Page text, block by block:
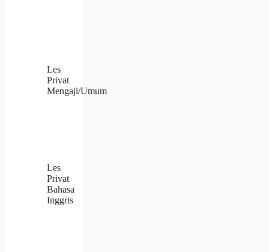
Les
Privat
Mengaji/Umum
Les
Privat
Bahasa
Inggris